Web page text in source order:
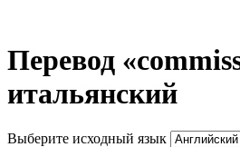
Перевод
итальянский
Выберите исходный язык